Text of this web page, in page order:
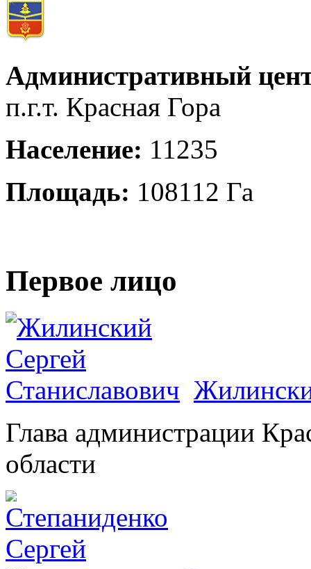
Административный
п.г.т. Красная Гора
Население: 11235
Площадь: 108112 Га
Первое лицо
Глава администрации
области